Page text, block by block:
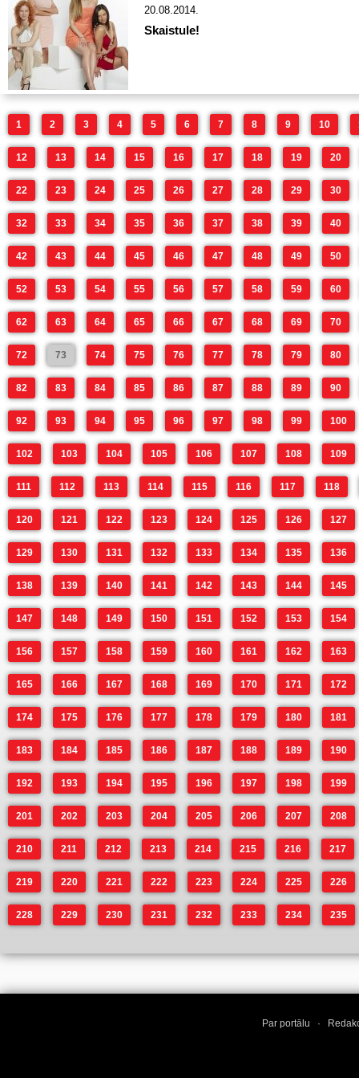
20.08.2014.
Skaistule!
1 2 3 4 5 6 7 8 9 10
12 13 14 15 16 17 18 19 20
22 23 24 25 26 27 28 29 30
32 33 34 35 36 37 38 39 40
42 43 44 45 46 47 48 49 50
52 53 54 55 56 57 58 59 60
62 63 64 65 66 67 68 69 70
72 73 74 75 76 77 78 79 80
82 83 84 85 86 87 88 89 90
92 93 94 95 96 97 98 99 100
102 103 104 105 106 107 108 109
111 112 113 114 115 116 117 118
120 121 122 123 124 125 126 127
129 130 131 132 133 134 135 136
138 139 140 141 142 143 144 145
147 148 149 150 151 152 153 154
156 157 158 159 160 161 162 163
165 166 167 168 169 170 171 172
174 175 176 177 178 179 180 181
183 184 185 186 187 188 189 190
192 193 194 195 196 197 198 199
201 202 203 204 205 206 207 208
210 211 212 213 214 215 216 217
219 220 221 222 223 224 225 226
228 229 230 231 232 233 234 235
Par portālu ·